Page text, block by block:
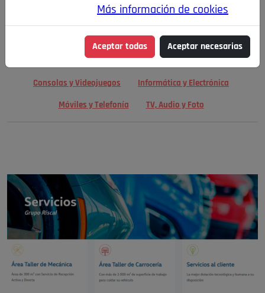
Motor y Accesorios Motos Ocio
Cine, Libros y Música Coleccionismo Otros Otros
Consolas y Videojuegos Informática y Electrónica
Móviles y Telefonía TV, Audio y Foto
Más información de cookies
Aceptar todas Aceptar necesarias